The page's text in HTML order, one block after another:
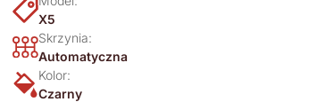
X5
Skrzynia:
Automatyczna
Kolor:
Czarny